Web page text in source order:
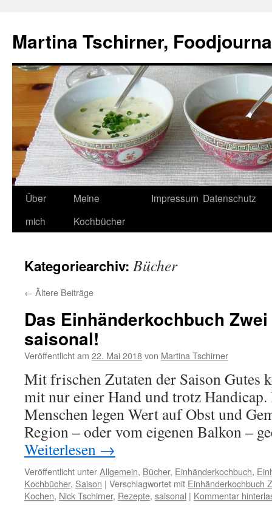
springen
Martina Tschirner,
Über
mich
Meine
Kochbücher
Impressum Datenschutz
Kategoriearchiv: Bücher
← Ältere Beiträge
Das Einhänderkochbuch
saisonal!
Veröffentlicht am 22. Mai 2018von Martina Tschirner
Mit frischen Zutaten der Saison Gutes
mit nur einer Hand und trotz
Menschen legen Wert auf Obst und
Region – oder vom eigenen Balkon –
Weiterlesen →
Veröffentlicht unterAllgemein, Bücher, Einhänderkochbuch,
Kochbücher, Saison | Verschlagwortet mit Einhänderkochbuch
Kochen, Nick Tschirner, Rezepte, saisonal | Kommentar